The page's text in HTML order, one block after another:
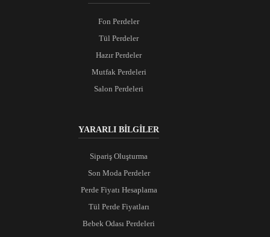
Fon Perdeler
Tül Perdeler
Hazır Perdeler
Mutfak Perdeleri
Salon Perdeleri
YARARLI BİLGİLER
Sipariş Oluşturma
Son Moda Perdeler
Perde Fiyatı Hesaplama
Tül Perde Fiyatları
Bebek Odası Perdeleri